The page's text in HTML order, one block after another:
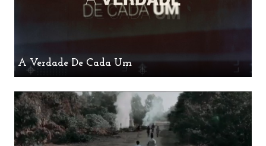
A Verdade De Cada Um